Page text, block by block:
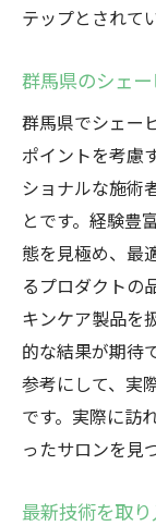
テップとされて
群馬県のシェ
群馬県でシェー
ポイントを考慮
ショナルな施術
とです。経験豊
態を見極め、最
るプロダクトの
キンケア製品を
的な結果が期待
参考にして、実
です。実際に訪
ったサロンを見
最新技術を取